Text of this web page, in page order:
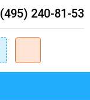
(495) 240-81-53